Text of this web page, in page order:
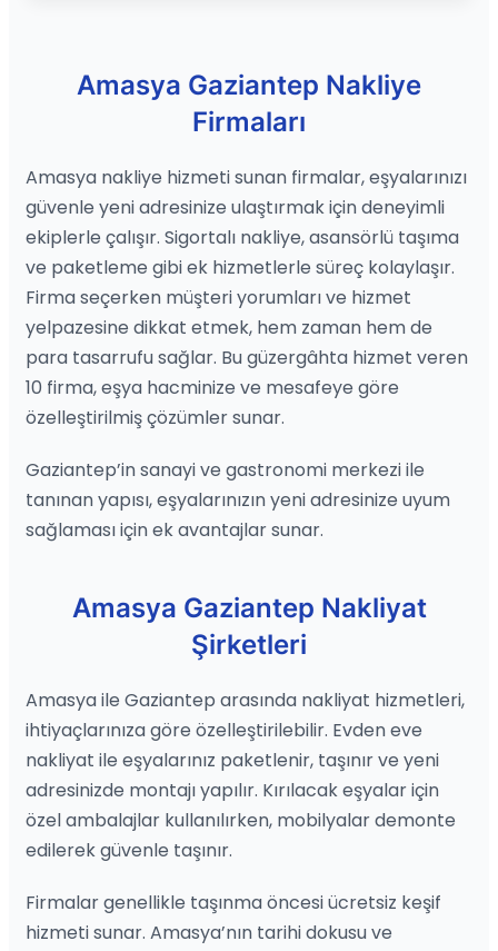
Amasya Gaziantep Nakliye
Firmaları
Amasya nakliye hizmeti sunan firmalar, eşyalarınızı
güvenle yeni adresinize ulaştırmak için deneyimli
ekiplerle çalışır. Sigortalı nakliye, asansörlü taşıma
ve paketleme gibi ek hizmetlerle süreç kolaylaşır.
Firma seçerken müşteri yorumları ve hizmet
yelpazesine dikkat etmek, hem zaman hem de
para tasarrufu sağlar. Bu güzergâhta hizmet veren
10 firma, eşya hacminize ve mesafeye göre
özelleştirilmiş çözümler sunar.
Gaziantep’in sanayi ve gastronomi merkezi ile
tanınan yapısı, eşyalarınızın yeni adresinize uyum
sağlaması için ek avantajlar sunar.
Amasya Gaziantep Nakliyat
Şirketleri
Amasya ile Gaziantep arasında nakliyat hizmetleri,
ihtiyaçlarınıza göre özelleştirilebilir. Evden eve
nakliyat ile eşyalarınız paketlenir, taşınır ve yeni
adresinizde montajı yapılır. Kırılacak eşyalar için
özel ambalajlar kullanılırken, mobilyalar demonte
edilerek güvenle taşınır.
Firmalar genellikle taşınma öncesi ücretsiz keşif
hizmeti sunar. Amasya’nın tarihi dokusu ve